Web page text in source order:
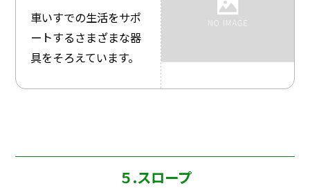
車いすでの生活をサポ
ートするさまざまな器
具をそろえています。
５.スロープ